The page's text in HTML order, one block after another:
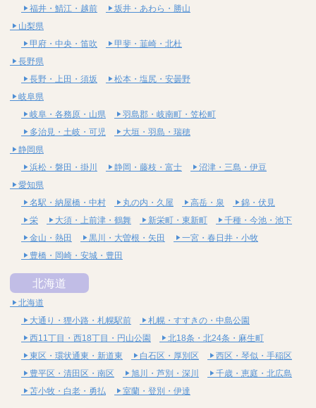
福井・鯖江・越前
坂井・あわら・勝山
山梨県
甲府・中央・笛吹
甲斐・韮崎・北杜
長野県
長野・上田・須坂
松本・塩尻・安曇野
岐阜県
岐阜・各務原・山県
羽島郡・岐南町・笠松町
多治見・土岐・可児
大垣・羽島・瑞穂
静岡県
浜松・磐田・掛川
静岡・藤枝・富士
沼津・三島・伊豆
愛知県
名駅・納屋橋・中村
丸の内・久屋 高岳・泉
錦・伏見
栄
大須・上前津・鶴舞 新栄町・東新町
千種・今池・池下
金山・熱田
黒川・大曽根・矢田
一宮・春日井・小牧
豊橋・岡崎・安城・豊田
北海道
北海道
大通り・狸小路・札幌駅前
札幌・すすきの・中島公園
西11丁目・西18丁目・円山公園
北18条・北24条・麻生町
東区・環状通東・新道東
白石区・厚別区
西区・琴似・手稲区
豊平区・清田区・南区
旭川・芦別・深川
千歳・恵庭・北広島
苫小牧・白老・勇払
室蘭・登別・伊達